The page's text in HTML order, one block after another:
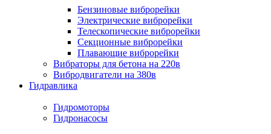
Бензиновые виброрейки
Электрические виброрейки
Телескопические виброрейки
Секционные виброрейки
Плавающие виброрейки
Вибраторы для бетона на 220в
Вибродвигатели на 380в
Гидравлика
Гидромоторы
Гидронасосы